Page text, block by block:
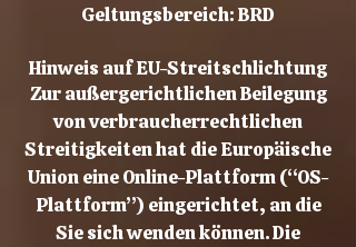
Geltungsbereich: BRD
Hinweis auf EU-Streitschlichtung
Zur außergerichtlichen Beilegung
von verbraucherrechtlichen
Streitigkeiten hat die Europäische
Union eine Online-Plattform (“OS-
Plattform”) eingerichtet, an die
Sie sich wenden können. Die